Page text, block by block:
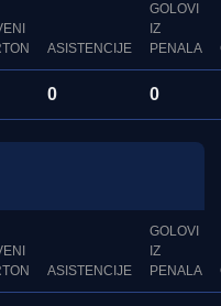
ASISTENCIJE
GOLOVI
IZ
PENALA
0 0
ASISTENCIJE
GOLOVI
IZ
PENALA